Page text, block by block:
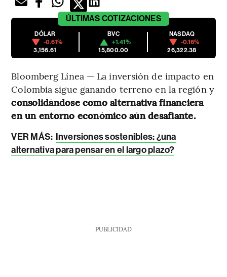
ÚLTIMAS COTIZACIONES
DÓLAR
-0.61%
3,156.61
BVC
+1.41%
15,800.00
NASDAQ
-0.16%
26,322.38
Bloomberg Línea — La inversión de impacto en
Colombia sigue ganando terreno en la región y
consolidándose como alternativa financiera
en un entorno económico aún desafiante.
VER MÁS: Inversiones sostenibles: ¿una
alternativa para pensar en el largo plazo?
PUBLICIDAD